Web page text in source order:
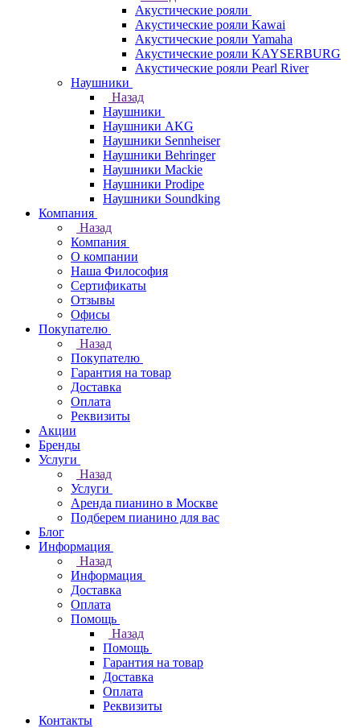
Акустические рояли
Акустические рояли Kawai
Акустические рояли Yamaha
Акустические рояли KAYSERBURG
Акустические рояли Pearl River
Наушники
Назад
Наушники
Наушники AKG
Наушники Sennheiser
Наушники Behringer
Наушники Mackie
Наушники Prodipe
Наушники Soundking
Компания
Назад
Компания
О компании
Наша Философия
Сертификаты
Отзывы
Офисы
Покупателю
Назад
Покупателю
Гарантия на товар
Доставка
Оплата
Реквизиты
Акции
Бренды
Услуги
Назад
Услуги
Аренда пианино в Москве
Подберем пианино для вас
Блог
Информация
Назад
Информация
Доставка
Оплата
Помощь
Назад
Помощь
Гарантия на товар
Доставка
Оплата
Реквизиты
Контакты